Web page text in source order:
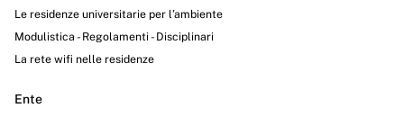
Le residenze universitarie per l’ambiente
Modulistica - Regolamenti - Disciplinari
La rete wifi nelle residenze
Ente